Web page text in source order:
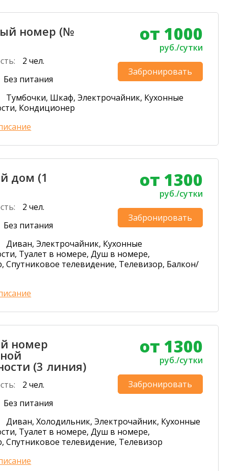
номер (№
2 чел.
Без питания
от 1000
руб./сутки
Забронировать
Тумбочки, Шкаф, Электрочайник, Кухонные
Кондиционер
дом (1
2 чел.
Без питания
от 1300
руб./сутки
Забронировать
Диван, Электрочайник, Кухонные
Туалет в номере, Душ в номере,
Спутниковое телевидение, Телевизор, Балкон/
номер
(3 линия)
2 чел.
Без питания
от 1300
руб./сутки
Забронировать
Диван, Холодильник, Электрочайник, Кухонные
Туалет в номере, Душ в номере,
Спутниковое телевидение, Телевизор